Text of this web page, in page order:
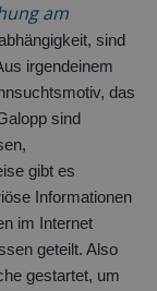
am
sind
irgendeinem
das
sind
gibt es
Informationen
im Internet
geteilt. Also
gestartet, um